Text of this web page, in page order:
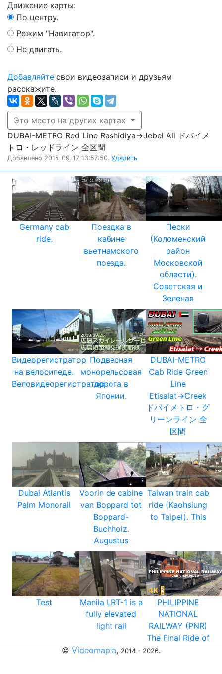
Движение карты:
По центру.
Режим "Навигатор".
Не двигать.
Добавляйте свои видеозаписи и друзьям
расскажите.
Это место на других картах
DUBAI-METRO Red Line Rashidiya→Jebel Ali ドバイメ
トロ・レッドライン 全区間
Добавлено 2015-09-17 13:57:50. Удалить.
Germany cab
ride.
Поездка в
кабине
вьетнамского
поезда.
Пески
(Коломенский
район
Московской
области).
Советская и
Зеленая
Видеорегистратор
на велосипеде.
Веловидеорегистратор.
Подвесная
монорельсовая
дорога в
Японии.
DUBAI-METRO
Cab Ride Green
Line
Etisalat→Creek
ドバイメトロ・グ
リーンライン 全
区間
Dubai Atlantis
Palm Monorail
Voorin de cabine
van Boppard tot
Boppard-
Buchholz.
Augustus
Taiwan train cab
ride (Kaohsiung
to Taipei). This
Test
Manila LRT-1 is a
fully elevated
light rail
PHILIPPINE
NATIONAL
RAILWAY (PNR)
The Final Ride of
© Videomapia, 2014 - 2026.